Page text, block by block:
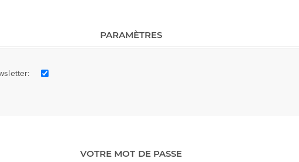
PARAMÈTRES
VOTRE MOT DE PASSE